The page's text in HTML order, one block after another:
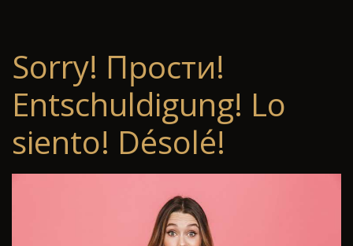
Sorry! Прости!
Entschuldigung! Lo
siento! Désolé!